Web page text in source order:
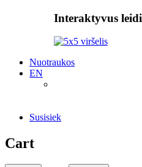
Interaktyvus
Nuotraukos
EN
Susisiek
Cart